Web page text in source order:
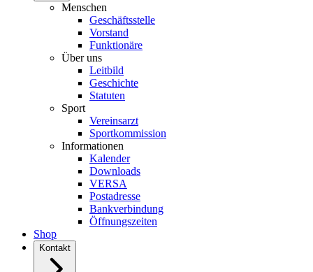
Menschen
Geschäftsstelle
Vorstand
Funktionäre
Über uns
Leitbild
Geschichte
Statuten
Sport
Vereinsarzt
Sportkommission
Informationen
Kalender
Downloads
VERSA
Postadresse
Bankverbindung
Öffnungszeiten
Shop
Kontakt